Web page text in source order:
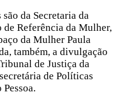
são da Secretaria da
Referência da Mulher,
da Mulher Paula
também, a divulgação
de Justiça da
de Políticas